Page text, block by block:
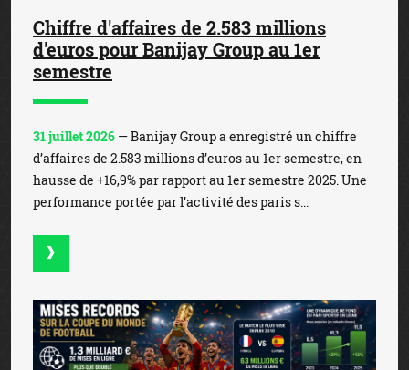
Chiffre d'affaires de 2.583 millions
d'euros pour Banijay Group au 1er
semestre
31 juillet 2026 — Banijay Group a enregistré un chiffre
d’affaires de 2.583 millions d’euros au 1er semestre, en
hausse de +16,9% par rapport au 1er semestre 2025. Une
performance portée par l’activité des paris s...